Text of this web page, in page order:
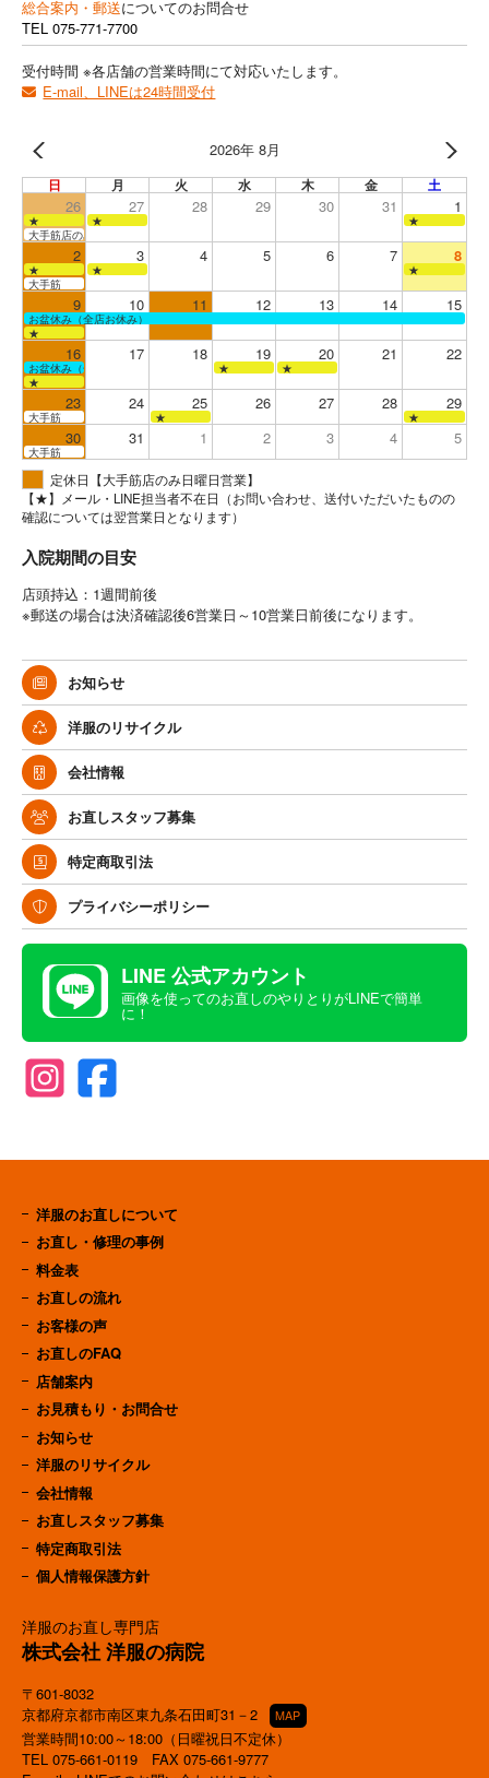
総合案内・郵送についてのお問合せ
TEL 075-771-7700
受付時間 ※各店舗の営業時間にて対応いたします。
E-mail、LINEは24時間受付
2026年 8月
日 月 火 水 木 金 土
26 27 28 29 30 31 1
★ ★
★
大手筋店のみ営業
2 3 4 5 6 7 8
★ ★
★
大手筋
9 10 11 12 13 14 15
お盆休み（全店お休み）
★
16 17 18 19 20 21 22
お盆休み（全店お休み） ★
★
★
23 24 25 26 27 28 29
大手筋 ★ ★
30 31 1 2 3 4 5
大手筋
定休日【大手筋店のみ日曜日営業】
【★】メール・LINE担当者不在日（お問い合わせ、送付いただいたものの
確認については翌営業日となります）
入院期間の目安
店頭持込：1週間前後
※郵送の場合は決済確認後6営業日～10営業日前後になります。
お知らせ
洋服のリサイクル
会社情報
お直しスタッフ募集
特定商取引法
プライバシーポリシー
LINE 公式アカウント
画像を使ってのお直しのやりとりがLINEで簡単
に！
洋服のお直し専門店
株式会社 洋服の病院
〒601-8032
京都府京都市南区東九条石田町31－2
MAP
営業時間10:00～18:00（日曜祝日不定休）
TEL 075-661-0119 FAX 075-661-9777
洋服のお直しについて
お直し・修理の事例
料金表
お直しの流れ
お客様の声
お直しのFAQ
店舗案内
お見積もり・お問合せ
お知らせ
洋服のリサイクル
会社情報
お直しスタッフ募集
特定商取引法
個人情報保護方針